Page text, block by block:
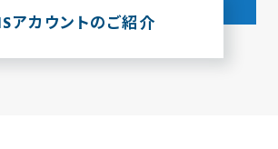
アカウントのご紹介